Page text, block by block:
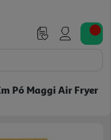
Pó Maggi Air Fryer